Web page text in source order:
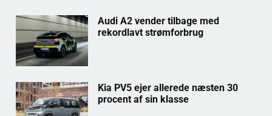
Audi A2 vender tilbage med
rekordlavt strømforbrug
Kia PV5 ejer allerede næsten 30
procent af sin klasse